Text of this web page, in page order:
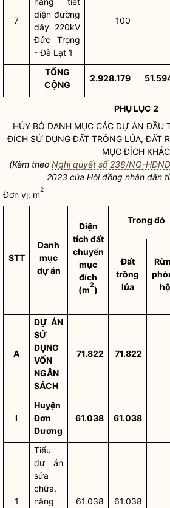
7
diện đường
dây 220kV
Đức Trọng
- Đà Lạt 1
100
TỔNG
CỘNG
2.928.179
PHỤ LỤC 2
HỦY BỎ DANH MỤC CÁC DỰ ÁN ĐẦU
ĐÍCH SỬ DỤNG ĐẤT TRỒNG LÚA, ĐẤT
MỤC ĐÍCH KHÁC
(Kèm theo Nghị quyết số 238/NQ-HĐND
2023 của Hội đồng nhân dân
Đơn vị: m2
STT
Danh
mục
dự án
Diện
tích đất
chuyển
mục
đích
(m2)
Trong đó
Đất
trồng
lúa
hộ
A
DỰ ÁN
SỬ
DỤNG
VỐN
NGÂN
SÁCH
71.822 71.822
I
Huyện
Đơn
Dương
61.038 61.038
1
Tiểu
dự án
sửa
chữa,
nâng
61.038 61.038